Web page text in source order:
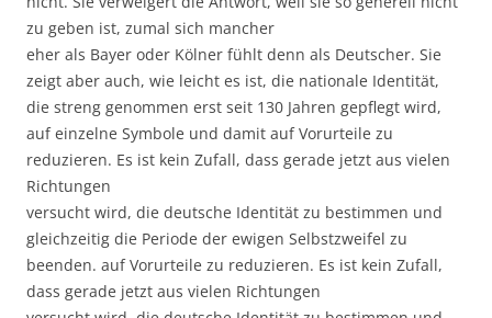
zu geben ist, zumal sich mancher
eher als Bayer oder Kölner fühlt denn als Deutscher. Sie
zeigt aber auch, wie leicht es ist, die nationale Identität,
die streng genommen erst seit 130 Jahren gepflegt wird,
auf einzelne Symbole und damit auf Vorurteile zu
reduzieren. Es ist kein Zufall, dass gerade jetzt aus vielen
Richtungen
versucht wird, die deutsche Identität zu bestimmen und
gleichzeitig die Periode der ewigen Selbstzweifel zu
beenden. auf Vorurteile zu reduzieren. Es ist kein Zufall,
dass gerade jetzt aus vielen Richtungen